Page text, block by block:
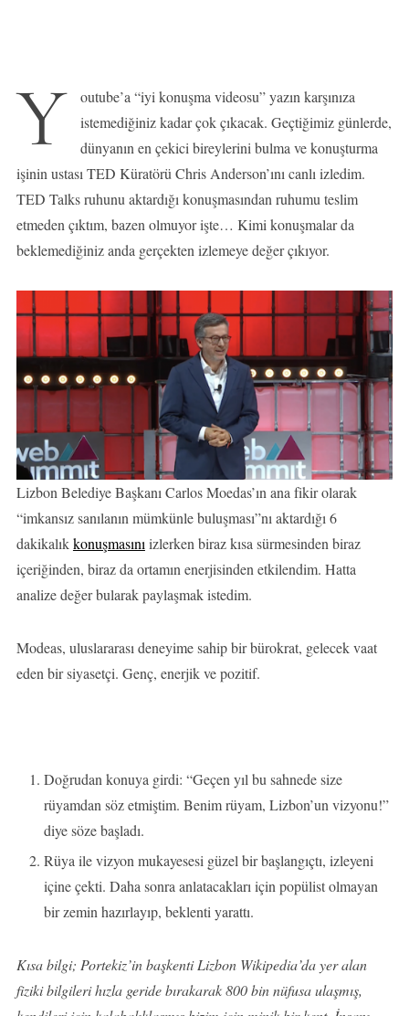
Y
outube’a “iyi konuşma videosu” yazın karşınıza
istemediğiniz kadar çok çıkacak. Geçtiğimiz günlerde,
dünyanın en çekici bireylerini bulma ve konuşturma
işinin ustası TED Küratörü Chris Anderson’ını canlı izledim.
TED Talks ruhunu aktardığı konuşmasından ruhumu teslim
etmeden çıktım, bazen olmuyor işte… Kimi konuşmalar da
beklemediğiniz anda gerçekten izlemeye değer çıkıyor.
Lizbon Belediye Başkanı Carlos Moedas’ın ana fikir olarak
“imkansız sanılanın mümkünle buluşması”nı aktardığı 6
dakikalıkkonuşmasınıizlerken biraz kısa sürmesinden biraz
içeriğinden, biraz da ortamın enerjisinden etkilendim. Hatta
analize değer bularak paylaşmak istedim.
Modeas, uluslararası deneyime sahip bir bürokrat, gelecek vaat
eden bir siyasetçi. Genç, enerjik ve pozitif.
Doğrudan konuya girdi: “Geçen yıl bu sahnede size
rüyamdan söz etmiştim. Benim rüyam, Lizbon’un vizyonu!”
diye söze başladı.
Rüya ile vizyon mukayesesi güzel bir başlangıçtı, izleyeni
içine çekti. Daha sonra anlatacakları için popülist olmayan
bir zemin hazırlayıp, beklenti yarattı.
Kısa bilgi; Portekiz’in başkenti Lizbon Wikipedia’da yer alan
fiziki bilgileri hızla geride bırakarak 800 bin nüfusa ulaşmış,